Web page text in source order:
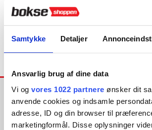
Samtykke Detaljer
Ansvarlig brug af dine data
Vi og vores 1022 partnere ønsker dit
anvende cookies og indsamle
adresse, ID og din browser til
marketingformål. Disse oplysninger
4,8 ★ på E-mærket
Tilføj til Ønskeskyen
Tunturi Vinyl Håndvægtsæt -
Tunturi Håndvægtsættet er et alsidigt og